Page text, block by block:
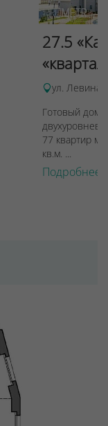
27.5
ул. Левина,
Готовый дом
77 квартир
кв.м. ...
Подробнее